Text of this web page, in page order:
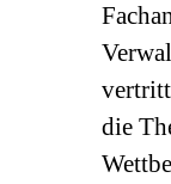
die